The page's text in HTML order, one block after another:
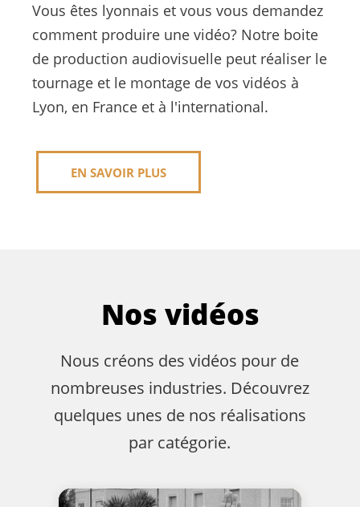
Vous êtes lyonnais et vous vous demandez
comment produire une vidéo? Notre boite
de production audiovisuelle peut réaliser le
tournage et le montage de vos vidéos à
Lyon, en France et à l'international.
EN SAVOIR PLUS
Nos vidéos
Nous créons des vidéos pour de
nombreuses industries. Découvrez
quelques unes de nos réalisations
par catégorie.